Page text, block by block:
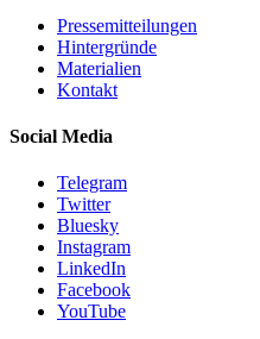
Pressemitteilungen
Hintergründe
Materialien
Kontakt
Social Media
Telegram
Twitter
Bluesky
Instagram
LinkedIn
Facebook
YouTube